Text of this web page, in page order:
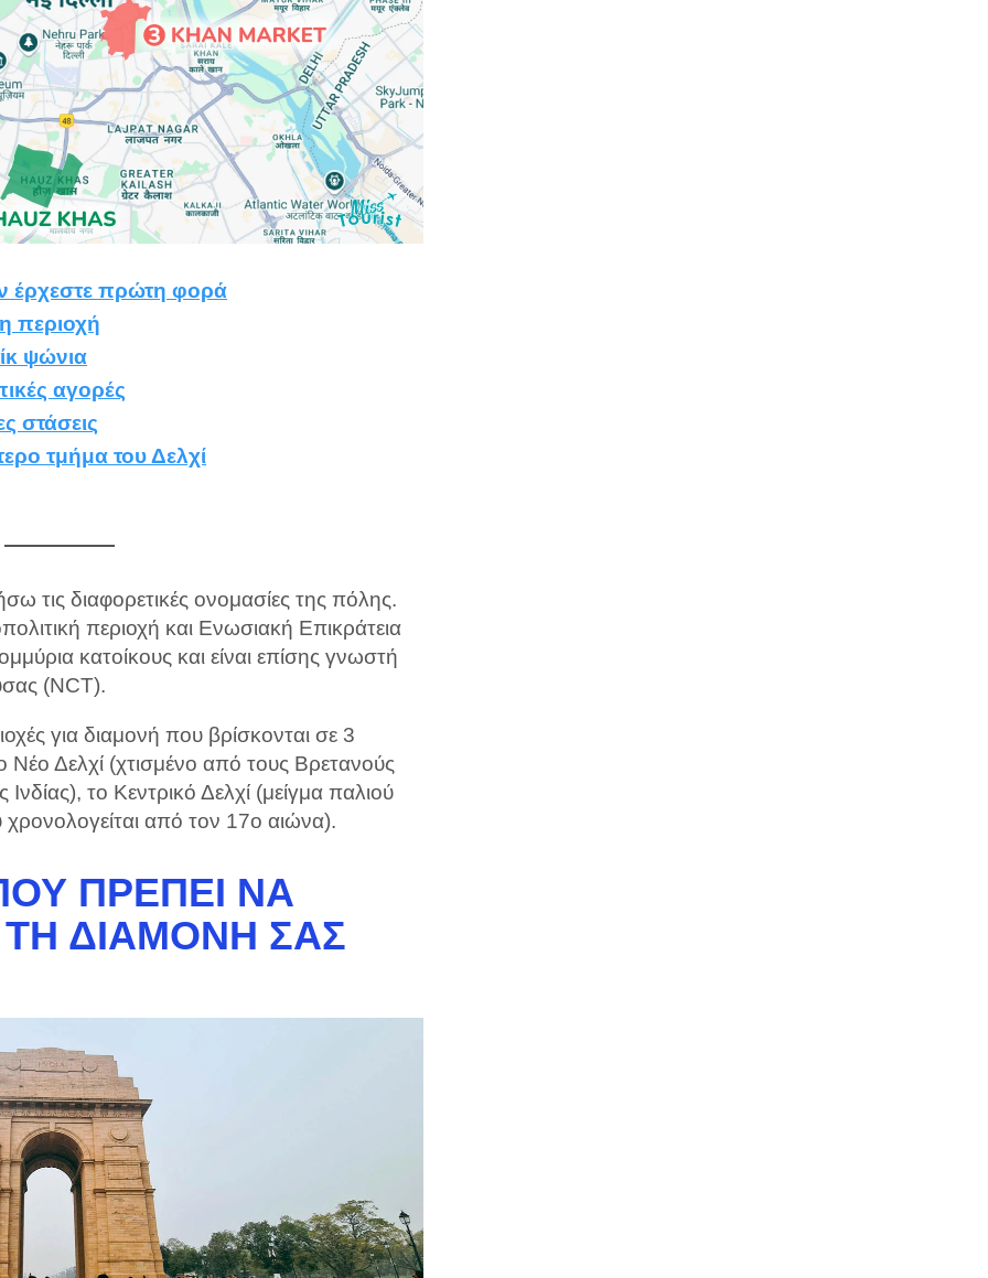
έρχεστε πρώτη φορά
περιοχή
ψώνια
αγορές
στάσεις
τμήμα του Δελχί
τις διαφορετικές ονομασίες της πόλης.
περιοχή και Ενωσιακή Επικράτεια
κατοίκους και είναι επίσης γνωστή
(NCT).
για διαμονή που βρίσκονται σε 3
Νέο Δελχί (χτισμένο από τους Βρετανούς
το Κεντρικό Δελχί (μείγμα παλιού
χρονολογείται από τον 17ο αιώνα).
ΠΡΈΠΕΙ ΝΑ
ΤΗ ΔΙΑΜΟΝΉ ΣΑΣ